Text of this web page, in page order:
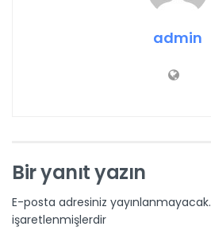
admin
Bir yanıt yazın
E-posta adresiniz yayınlanmayacak.
işaretlenmişlerdir